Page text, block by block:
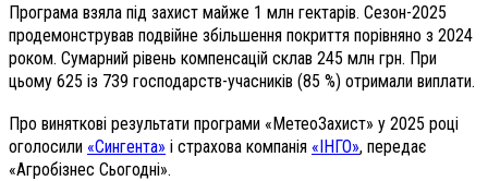
Програма взяла під захист майже 1 млн гектарів. Сезон-2025
продемонстрував подвійне збільшення покриття порівняно з 2024
роком. Сумарний рівень компенсацій склав 245 млн грн. При
цьому 625 із 739 господарств-учасників (85 %) отримали виплати.
Про виняткові результати програми «МетеоЗахист» у 2025 році
оголосили «Сингента» і страхова компанія «ІНГО», передає
«Агробізнес Сьогодні».